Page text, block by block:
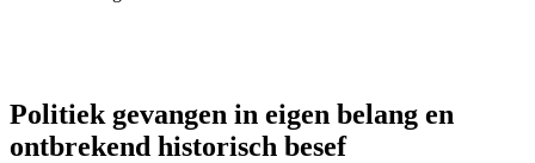
Politiek gevangen in eigen belang en
ontbrekend historisch besef